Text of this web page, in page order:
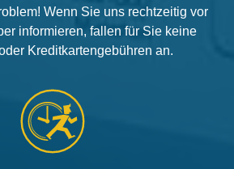
Wenn Sie uns rechtzeitig vor
informieren, fallen für Sie keine
Kreditkartengebühren an.